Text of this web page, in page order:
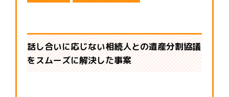
話し合いに応じない相続人との遺産分割協議
をスムーズに解決した事案